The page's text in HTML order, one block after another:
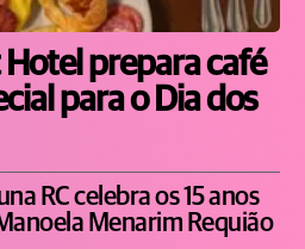
Hotel prepara café
para o Dia dos
RC celebra os 15 anos
Menarim Requião